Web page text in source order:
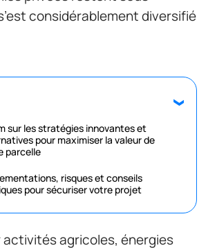
considérablement diversifié
sur les stratégies innovantes et
pour maximiser la valeur de
parcelle
risques et conseils
pour sécuriser votre projet
activités agricoles, énergies